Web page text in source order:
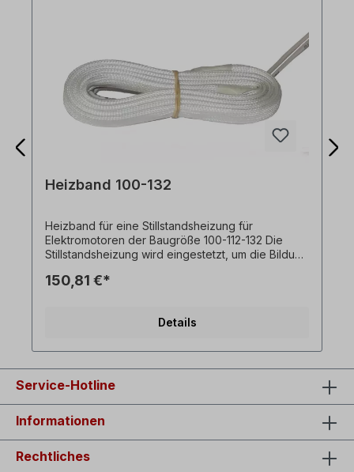
Heizband 100-132
Heizband für eine Stillstandsheizung für
Elektromotoren der Baugröße 100-112-132 Die
Stillstandsheizung wird eingestetzt, um die Bildung
verhindern.
150,81 €*
Details
Service-Hotline
Informationen
Rechtliches